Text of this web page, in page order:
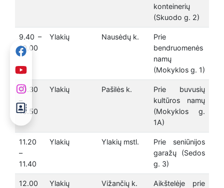
konteinerių
(Skuodo g. 2)
9.40 –
10.00
Ylakių Nausėdų k.
Prie
bendruomenės
namų
(Mokyklos g. 1)
10.30
–
10.50
Ylakių Pašilės k.
Prie buvusių
kultūros namų
(Mokyklos g.
1A)
11.20
–
11.40
Ylakių Ylakių mstl.
Prie seniūnijos
garažų (Sedos
g. 3)
12.00
Ylakių Vižančių k.
Aikštelėje prie